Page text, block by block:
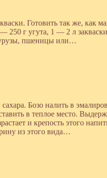
Готовить так же, как
250 г угута, 1 — 2 л
пшеницы или…
Бозо налить в
в теплое место.
и крепость этого
из этого вида…